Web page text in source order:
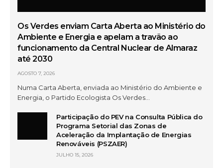
Os Verdes enviam Carta Aberta ao Ministério do
Ambiente e Energia e apelam a travão ao
funcionamento da Central Nuclear de Almaraz
até 2030
AGOSTO 7, 2026
Numa Carta Aberta, enviada ao Ministério do Ambiente e
Energia, o Partido Ecologista Os Verdes…
Participação do PEV na Consulta Pública do
Programa Setorial das Zonas de
Aceleração da Implantação de Energias
Renováveis (PSZAER)
JULHO 15, 2026